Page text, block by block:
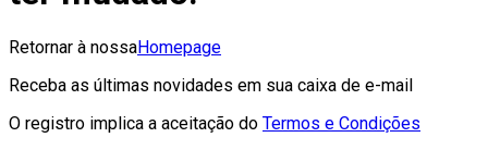
Retornar à nossaHomepage
Receba as últimas novidades em sua caixa de e-mail
O registro implica a aceitação do Termos e Condições